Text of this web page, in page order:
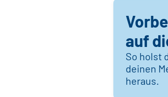
auf
So holst
deinen
heraus.